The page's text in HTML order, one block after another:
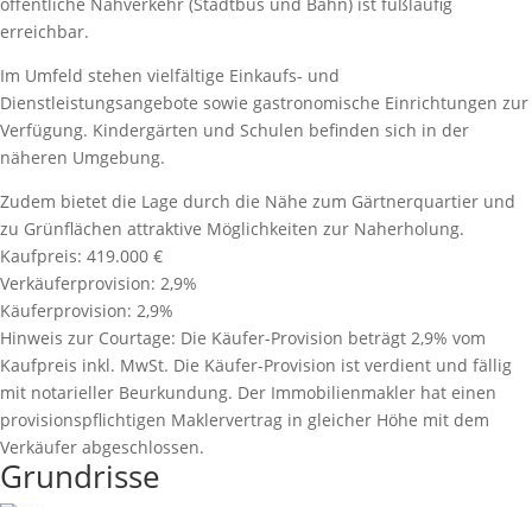
erreichbar.
Im Umfeld stehen vielfältige Einkaufs- und
Dienstleistungsangebote sowie gastronomische Einrichtungen zur
Verfügung. Kindergärten und Schulen befinden sich in der
näheren Umgebung.
Zudem bietet die Lage durch die Nähe zum Gärtnerquartier und
zu Grünflächen attraktive Möglichkeiten zur Naherholung.
Kaufpreis: 419.000 €
Verkäuferprovision: 2,9%
Käuferprovision: 2,9%
Hinweis zur Courtage: Die Käufer-Provision beträgt 2,9% vom
Kaufpreis inkl. MwSt. Die Käufer-Provision ist verdient und fällig
mit notarieller Beurkundung. Der Immobilienmakler hat einen
provisionspﬂichtigen Maklervertrag in gleicher Höhe mit dem
Verkäufer abgeschlossen.
Grundrisse